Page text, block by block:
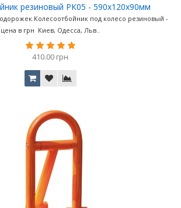
резиновый РК05 - 590х120х90мм
под колесо резиновый -
цена в грн Киев, Одесса, Льв..
410.00 грн